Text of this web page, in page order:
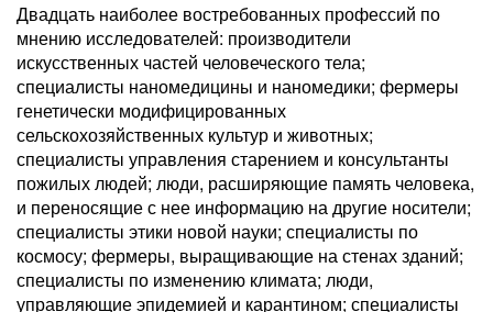
Двадцать наиболее востребованных профессий по
мнению исследователей: производители
искусственных частей человеческого тела;
специалисты наномедицины и наномедики; фермеры
генетически модифицированных
сельскохозяйственных культур и животных;
специалисты управления старением и консультанты
пожилых людей; люди, расширяющие память человека,
и переносящие с нее информацию на другие носители;
специалисты этики новой науки; специалисты по
космосу; фермеры, выращивающие на стенах зданий;
специалисты по изменению климата; люди,
управляющие эпидемией и карантином; специалисты